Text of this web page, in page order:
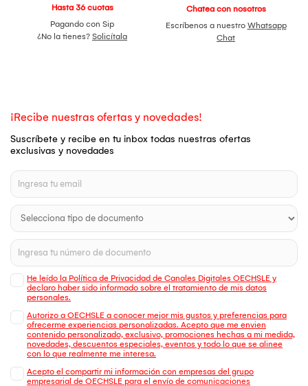
Hasta 36 cuotas
Pagando con Sip
¿No la tienes? Solicítala
Chatea con nosotros
Escríbenos a nuestro Whatsapp
Chat
¡Recibe nuestras ofertas y novedades!
Suscríbete y recibe en tu inbox todas nuestras ofertas
exclusivas y novedades
He leído la Política de Privacidad de Canales Digitales OECHSLE y
declaro haber sido informado sobre el tratamiento de mis datos
personales.
Autorizo a OECHSLE a conocer mejor mis gustos y preferencias para
ofrecerme experiencias personalizadas. Acepto que me envien
contenido personalizado, exclusivo, promociones hechas a mi medida,
novedades, descuentos especiales, eventos y todo lo que se alinee
con lo que realmente me interesa.
Acepto el compartir mi información con empresas del grupo
empresarial de OECHSLE para el envío de comunicaciones